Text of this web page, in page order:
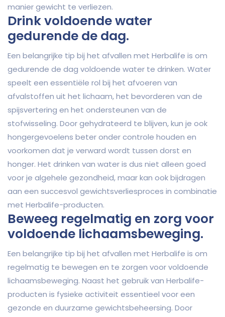
manier gewicht te verliezen.
Drink voldoende water
gedurende de dag.
Een belangrijke tip bij het afvallen met Herbalife is om
gedurende de dag voldoende water te drinken. Water
speelt een essentiële rol bij het afvoeren van
afvalstoffen uit het lichaam, het bevorderen van de
spijsvertering en het ondersteunen van de
stofwisseling. Door gehydrateerd te blijven, kun je ook
hongergevoelens beter onder controle houden en
voorkomen dat je verward wordt tussen dorst en
honger. Het drinken van water is dus niet alleen goed
voor je algehele gezondheid, maar kan ook bijdragen
aan een succesvol gewichtsverliesproces in combinatie
met Herbalife-producten.
Beweeg regelmatig en zorg voor
voldoende lichaamsbeweging.
Een belangrijke tip bij het afvallen met Herbalife is om
regelmatig te bewegen en te zorgen voor voldoende
lichaamsbeweging. Naast het gebruik van Herbalife-
producten is fysieke activiteit essentieel voor een
gezonde en duurzame gewichtsbeheersing. Door